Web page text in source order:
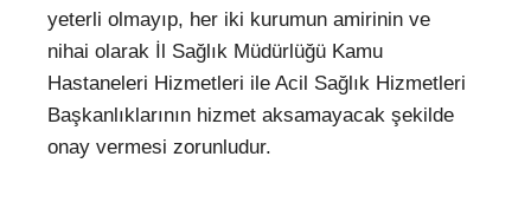
yeterli olmayıp, her iki kurumun amirinin ve
nihai olarak İl Sağlık Müdürlüğü Kamu
Hastaneleri Hizmetleri ile Acil Sağlık Hizmetleri
Başkanlıklarının hizmet aksamayacak şekilde
onay vermesi zorunludur.